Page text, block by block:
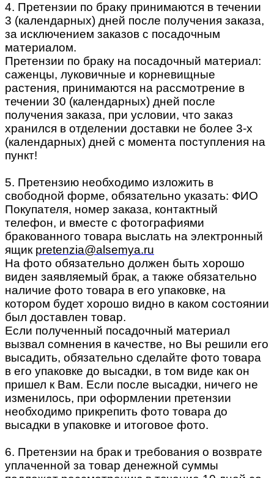
4. Претензии по браку принимаются в течении
3 (календарных) дней после получения заказа,
за исключением заказов с посадочным
материалом.
Претензии по браку на посадочный материал:
саженцы, луковичные и корневищные
растения, принимаются на рассмотрение в
течении 30 (календарных) дней после
получения заказа, при условии, что заказ
хранился в отделении доставки не более 3-х
(календарных) дней с момента поступления на
пункт!
5. Претензию необходимо изложить в
свободной форме, обязательно указать: ФИО
Покупателя, номер заказа, контактный
телефон, и вместе с фотографиями
бракованного товара выслать на электронный
ящик pretenzia@alsemya.ru
На фото обязательно должен быть хорошо
виден заявляемый брак, а также обязательно
наличие фото товара в его упаковке, на
котором будет хорошо видно в каком состоянии
был доставлен товар.
Если полученный посадочный материал
вызвал сомнения в качестве, но Вы решили его
высадить, обязательно сделайте фото товара
в его упаковке до высадки, в том виде как он
пришел к Вам. Если после высадки, ничего не
изменилось, при оформлении претензии
необходимо прикрепить фото товара до
высадки в упаковке и итоговое фото.
6. Претензии на брак и требования о возврате
уплаченной за товар денежной суммы